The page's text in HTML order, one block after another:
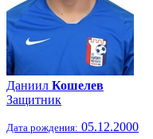
Даниил Кошелев
Защитник
Дата рождения: 05.12.2000